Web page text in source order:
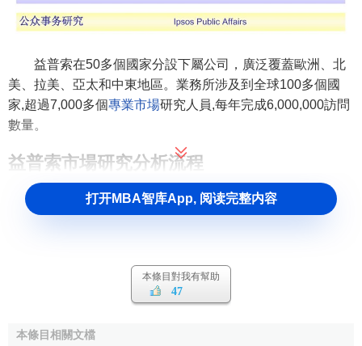
益普索在50多個國家分設下屬公司，廣泛覆蓋歐洲、北
美、拉美、亞太和中東地區。業務所涉及到全球100多個國
家,超過7,000多個專業市場研究人員,每年完成6,000,000訪問
數量。
益普索市場研究分析流程
打开MBA智库App, 阅读完整内容
本條目對我有幫助
47
本條目相關文檔